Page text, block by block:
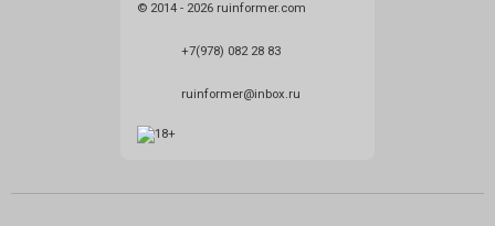
© 2014 - 2026 ruinformer.com
+7(978) 082 28 83
ruinformer@inbox.ru